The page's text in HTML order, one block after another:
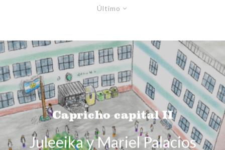
Último
Capricho capital II
Juleeika y Mariel Palacios